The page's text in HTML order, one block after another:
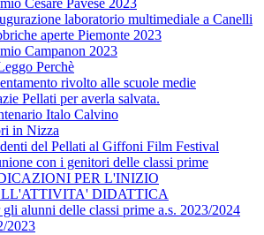
Cesare Pavese 2023
laboratorio multimediale a Canelli
aperte Piemonte 2023
Campanon 2023
Perchè
rivolto alle scuole medie
Pellati per averla salvata.
Italo Calvino
in Nizza
del Pellati al Giffoni Film Festival
con i genitori delle classi prime
PER L'INIZIO
DIDATTICA
gli alunni delle classi prime a.s. 2023/2024
2023